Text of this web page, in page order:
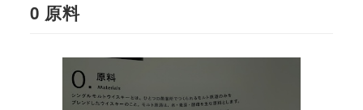
0 原料